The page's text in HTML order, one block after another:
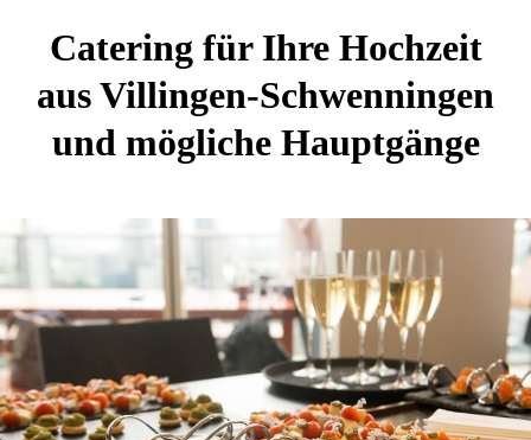
Catering für Ihre Hochzeit
aus Villingen-Schwenningen
und mögliche Hauptgänge